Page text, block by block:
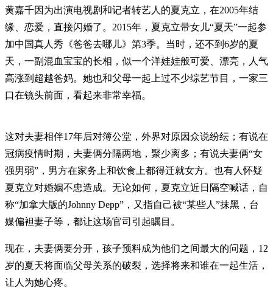
黄嘉千因为出演电视剧和记者转艺人的夏克立，在2005年结
缘、恋爱，直接闪婚了。2015年，夏克立带女儿“夏天”一起参
加中国真人秀《爸爸去哪儿》第3季。当时，还不到6岁的夏
天，一副混血宝宝的长相，似一个洋娃娃般可爱、漂亮，人气
高涨到超越爸妈。她也和父母一起上过不少综艺节目，一家三
口在镜头前面，看起来非常幸福。
这对夫妻相伴17年后对簿公堂，外界对原因众说纷纭；有说在
冠病疫情时期，夫妻俩分隔两地，聚少离多；有说夫妻俩“女
强男弱”，男方在家务上和饮食上都得迁就女方。也有人怀疑
夏克立对婚姻不忠造成。无论如何，夏克立近日隔空喊话，自
称“加拿大版的Johnny Depp”，又指自己被“某些人”抹黑，台
媒偏袒妻子等，都让这场官司引起瞩目。
现在，夫妻俩要分开，孩子预料成为他们之间最大的问题，12
岁的夏天将面临父母关系的破裂，选择将来和谁在一起生活，
让人为她心疼。